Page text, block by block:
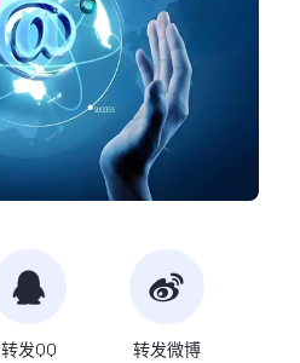
转发QQ 转发微博